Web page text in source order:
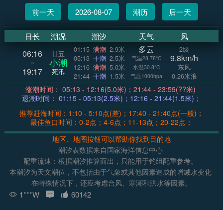
前一天 2026-08-07 潮历 后一天
日长 潮况 潮汐 天气 风
06:16
~
19:17
廿五
小潮
死汛
01:15 满潮 2.9米
05:13 干潮 2.5米
12:16 满潮 5.0米
21:44 干潮 1.5米
多云
气温28.78°C
水温30.8°C
气压1000hpa
2级
9.8km/h
东风
0.26米浪
涨潮时间： 05:13 - 12:16(5.0米)；21:44 - 23:59(??米)
退潮时间： 01:15 - 05:13(2.5米)；12:16 - 21:44(1.5米)；
推荐赶海时间：1:10 - 5:10点(差)；17:40 - 21:40点(一般)；
最佳鱼口时间：0-2点；4-6点；11-13点；20-22点；
地区、地图按钮可以帮助你找到目的地
潮汐表数据来自国家海洋信息中心
配重流速：根据潮汐推算而出，只能用于钓组配重参考。
本潮汐为天文潮位，不包括由于气象或其他因素造成的增减水变化
在特殊情况下，还应考虑台风、寒潮和洪水等因素。
1***W 60142